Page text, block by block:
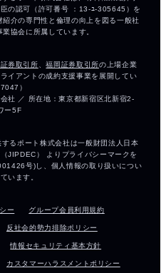
ー グループ会員利用規約
反社会的勢力排除ポリシー
情報セキュリティ基本方針
カスタマーハラスメントポリシー